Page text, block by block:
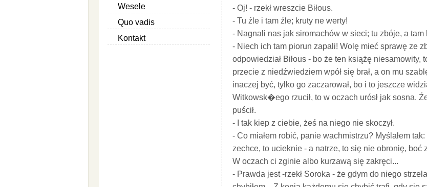
Wesele
Quo vadis
Kontakt
- Oj! - rzekł wreszcie Biłous.
- Tu źle i tam źle; kruty ne werty!
- Nagnali nas jak siromachów w sieci; tu zbóje, a tam
- Niech ich tam piorun zapali! Wolę mieć sprawę ze
odpowiedział Biłous - bo że ten książę niesamowity,
przecie z niedźwiedziem wpół się brał, a on mu
inaczej być, tylko go zaczarował, bo i to jeszcze
Witkowsk�ego rzucił, to w oczach urósł jak sosna.
puścił.
- I tak kiep z ciebie, żeś na niego nie skoczył.
- Co miałem robić, panie wachmistrzu? Myślałem
zechce, to ucieknie - a natrze, to się nie obronię, boć
W oczach ci zginie albo kurzawą się zakręci...
- Prawda jest -rzekł Soroka - że gdym do niego